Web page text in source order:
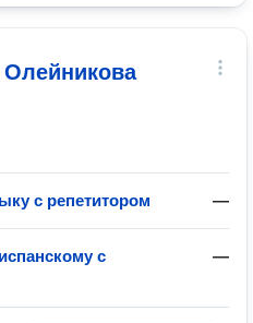
Олейникова
с репетитором —
с
—